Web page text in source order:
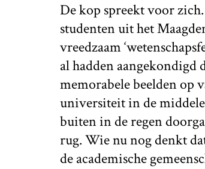
De kop spreekt voor
studenten uit het
vreedzaam
al hadden aangekondigd
memorabele beelden op
universiteit in de
buiten in de regen
rug. Wie nu nog denkt
de academische